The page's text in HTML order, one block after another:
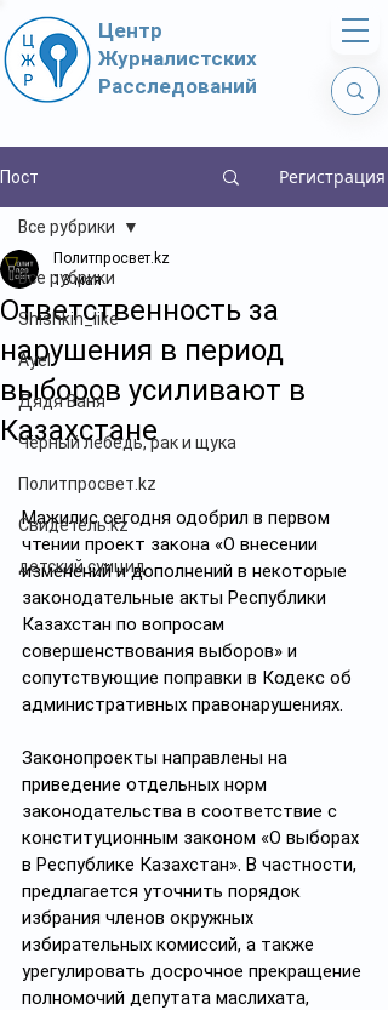
Центр
Журналистских
Расследований
Пост Регистрация
Все рубрики
Shishkin_like
Ayel
Дядя Ваня
Чёрный лебедь, рак и щука
Политпросвет.kz
Свидетель.kz
детский суицид
Все рубрики
Ответственность за
нарушения в период
выборов усиливают в
Казахстане
Политпросвет.kz
13 мая
Мажилис сегодня одобрил в первом
чтении проект закона «О внесении
изменений и дополнений в некоторые
законодательные акты Республики
Казахстан по вопросам
совершенствования выборов» и
сопутствующие поправки в Кодекс об
административных правонарушениях.
Законопроекты направлены на
приведение отдельных норм
законодательства в соответствие с
конституционным законом «О выборах
в Республике Казахстан». В частности,
предлагается уточнить порядок
избрания членов окружных
избирательных комиссий, а также
урегулировать досрочное прекращение
полномочий депутата маслихата,